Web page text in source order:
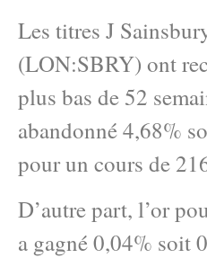
Les titres J
(LON:SBRY) ont
plus bas de 52
abandonné 4,68%
pour un cours de
D’autre part, l’or
a gagné 0,04% soit